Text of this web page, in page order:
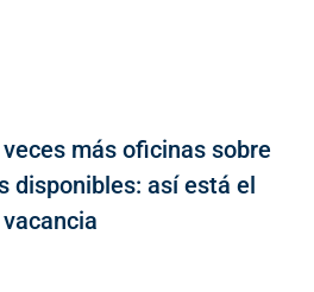
más oficinas sobre
disponibles: así está el